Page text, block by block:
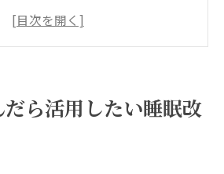
に役立つ睡眠リズム調整のコツ
い時の睡眠改善ポイントまと
ら活用したい睡眠改